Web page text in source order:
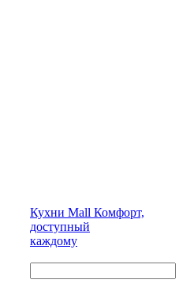
Кухни Mall Комфорт,
доступный
каждому